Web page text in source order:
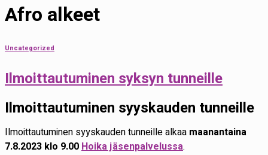
Afro alkeet
Uncategorized
Ilmoittautuminen syksyn tunneille
Ilmoittautuminen syyskauden tunneille
Ilmoittautuminen syyskauden tunneille alkaa maanantaina
7.8.2023 klo 9.00Hoika jäsenpalvelussa.